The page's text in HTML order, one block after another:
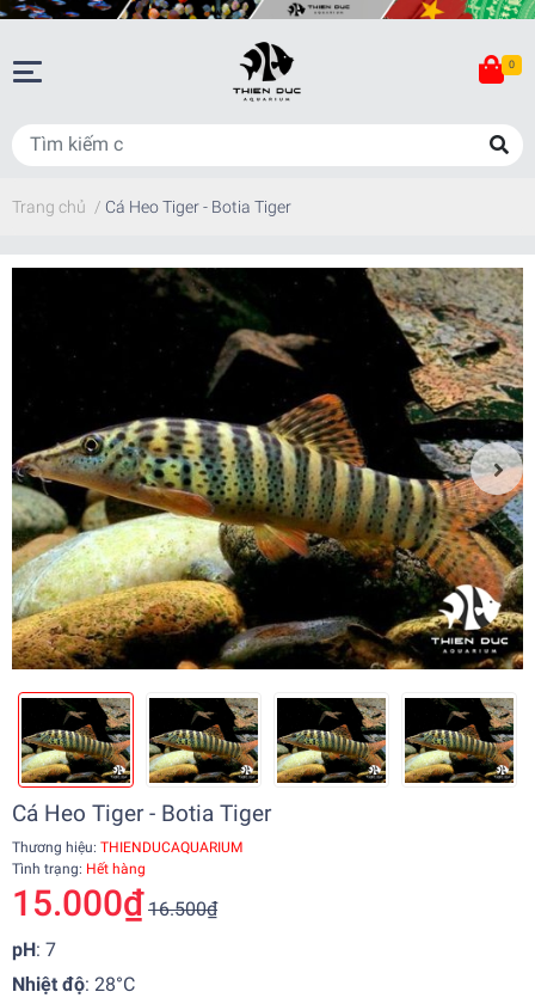
0
Trang chủ / Cá Heo Tiger - Botia Tiger
Cá Heo Tiger - Botia Tiger
Thương hiệu: THIENDUCAQUARIUM
Tình trạng: Hết hàng
15.000₫ 16.500₫
pH: 7
Nhiệt độ: 28°C